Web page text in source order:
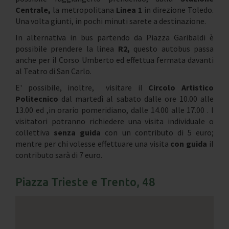
Centrale, la metropolitana Linea 1 in direzione Toledo.
Una volta giunti, in pochi minuti sarete a destinazione.
In alternativa in bus partendo da Piazza Garibaldi è
possibile prendere la linea R2, questo autobus passa
anche per il Corso Umberto ed effettua fermata davanti
al Teatro di San Carlo.
E' possibile, inoltre, visitare il Circolo Artistico
Politecnico dal martedì al sabato dalle ore 10.00 alle
13.00 ed ,in orario pomeridiano, dalle 14.00 alle 17.00 . I
visitatori potranno richiedere una visita individuale o
collettiva senza guida con un contributo di 5 euro;
mentre per chi volesse effettuare una visita con guida il
contributo sarà di 7 euro.
Piazza Trieste e Trento, 48